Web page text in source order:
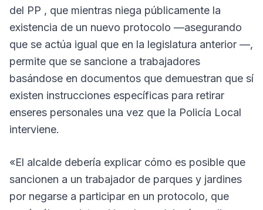
del PP , que mientras niega públicamente la
existencia de un nuevo protocolo —asegurando
que se actúa igual que en la legislatura anterior —,
permite que se sancione a trabajadores
basándose en documentos que demuestran que sí
existen instrucciones específicas para retirar
enseres personales una vez que la Policía Local
interviene.
«El alcalde debería explicar cómo es posible que
sancionen a un trabajador de parques y jardines
por negarse a participar en un protocolo, que